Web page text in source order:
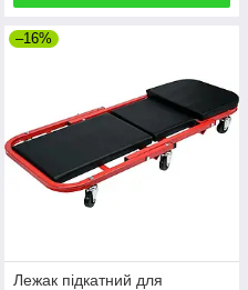
–16%
Лежак підкатний для